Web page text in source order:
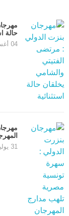
حالة
04 أغسطس 2026
31 يوليو 2026